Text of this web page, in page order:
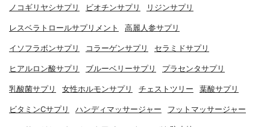
ノコギリヤシサプリ ビオチンサプリ リジンサプリ
レスベラトロールサプリメント 高麗人参サプリ
イソフラボンサプリ コラーゲンサプリ セラミドサプリ
ヒアルロン酸サプリ ブルーベリーサプリ プラセンタサプリ
乳酸菌サプリ 女性ホルモンサプリ チェストツリー 葉酸サプリ
ビタミンCサプリ ハンディマッサージャー フットマッサージャー